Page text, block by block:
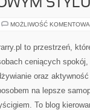
MOŻLIWOŚĆ
to przestrzeń,
ceniących
oraz
na lepsze
To blog